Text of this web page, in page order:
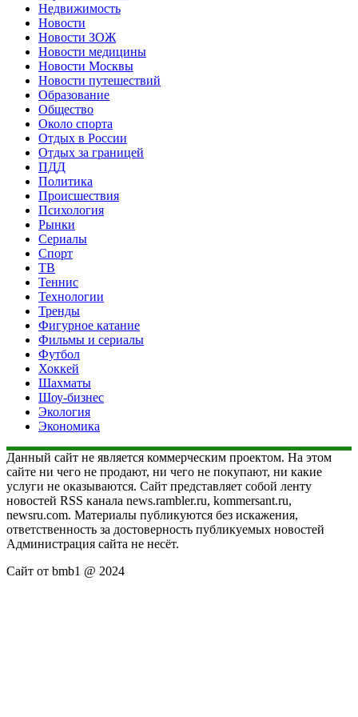
Недвижимость
Новости
Новости ЗОЖ
Новости медицины
Новости Москвы
Новости путешествий
Образование
Общество
Около спорта
Отдых в России
Отдых за границей
ПДД
Политика
Происшествия
Психология
Рынки
Сериалы
Спорт
ТВ
Теннис
Технологии
Тренды
Фигурное катание
Фильмы и сериалы
Футбол
Хоккей
Шахматы
Шоу-бизнес
Экология
Экономика
Данный сайт не является коммерческим проектом. На этом
сайте ни чего не продают, ни чего не покупают, ни какие
услуги не оказываются. Сайт представляет собой ленту
новостей RSS канала news.rambler.ru, kommersant.ru,
newsru.com. Материалы публикуются без искажения,
ответственность за достоверность публикуемых новостей
Администрация сайта не несёт.
Сайт от bmb1 @ 2024